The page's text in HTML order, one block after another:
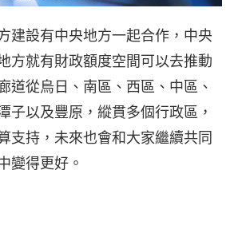
建設有中央地方一起合作，中央
方就有財政額度空間可以去推動
道從烏日、南區、西區、中區、
子以及豐原，縱貫多個行政區，
支持，未來也會和大家繼續共同
變得更好。